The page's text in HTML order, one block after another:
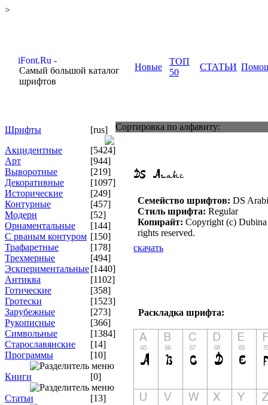
>
Самый большой каталог
шрифтов
Новые
ТОП
50
СТАТЬИ
Шрифты
[rus]
Акцидентные
[5424]
Арт
[944]
Выворотные
[219]
Декоративные
[1097]
Исторические
[249]
Контурные
[457]
Модерн
[52]
Орнаментальные
[144]
С рваным контуром [150]
Трафаретные
[178]
Трехмерные
[494]
Эскпериментальные[1440]
Антиква
[1102]
Готические
[358]
Гротески
[1523]
Зарубежные
[273]
Рукописные
[366]
Символьные
[1384]
Старославянские
[14]
Программы
[10]
Книги [0]
Статьи [13]
Сортировка по алфавиту:
Семейство шрифтов: DS
Стиль шрифта: Regular
Копирайт: Copyright (c)
rights reserved.
скачать
Раскладка шрифта: